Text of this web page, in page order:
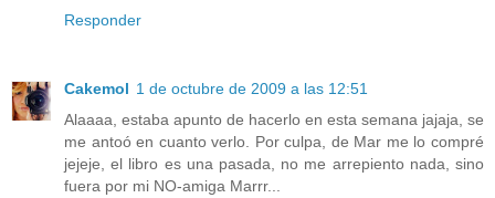
Responder
Cakemol 1 de octubre de 2009 a las 12:51
Alaaaa, estaba apunto de hacerlo en esta semana jajaja, se
me antoó en cuanto verlo. Por culpa, de Mar me lo compré
jejeje, el libro es una pasada, no me arrepiento nada, sino
fuera por mi NO-amiga Marrr...